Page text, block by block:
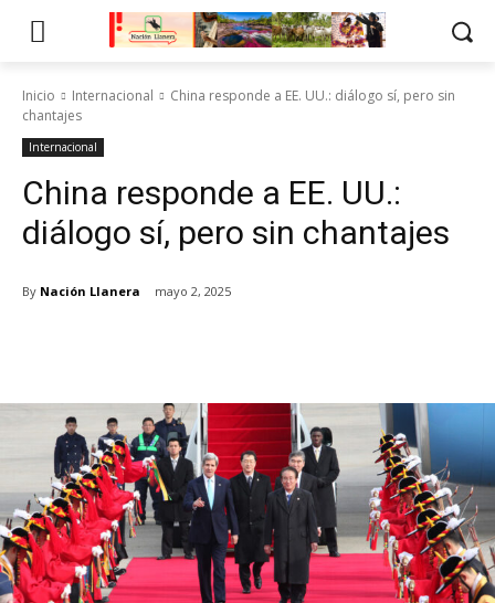
Inicio Internacional
China responde a EE. UU.: diálogo sí, pero sin
chantajes
Internacional
China responde a EE. UU.:
diálogo sí, pero sin chantajes
By Nación Llanera mayo 2, 2025